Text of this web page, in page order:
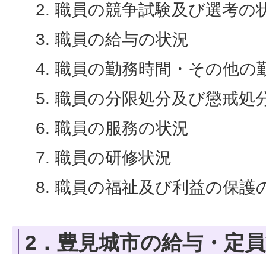
職員の競争試験及び選考の
職員の給与の状況
職員の勤務時間・その他の
職員の分限処分及び懲戒処
職員の服務の状況
職員の研修状況
職員の福祉及び利益の保護
2．豊見城市の給与・定